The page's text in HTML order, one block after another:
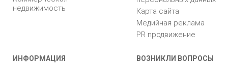
недвижимость
Карта сайта
Медийная реклама
PR продвижение
ИНФОРМАЦИЯ ВОЗНИКЛИ ВОПРОСЫ